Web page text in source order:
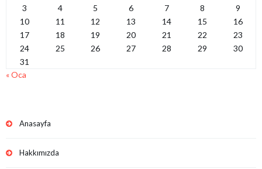
3
4 5 6 7 8
9
10
11 12 13 14 15
16
17
18 19 20 21 22
23
24
25 26 27 28 29
30
31
« Oca
Anasayfa
Hakkımızda